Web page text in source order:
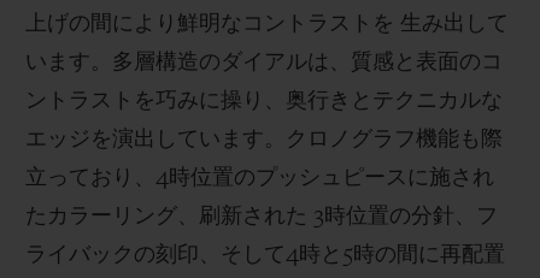
上げの間により鮮明なコントラストを 生み出して
います。多層構造のダイアルは、質感と表面のコ
ントラストを巧みに操り、奥行きとテクニカルな
エッジを演出しています。クロノグラフ機能も際
立っており、4時位置のプッシュピースに施され
たカラーリング、刷新された 3時位置の分針、フ
ライバックの刻印、そして4時と5時の間に再配置